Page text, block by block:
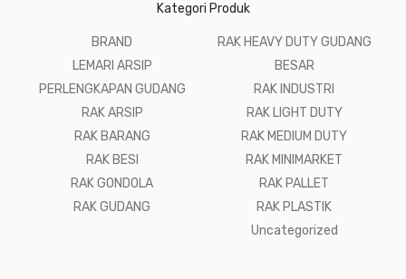
Kategori Produk
BRAND
LEMARI ARSIP
PERLENGKAPAN GUDANG
RAK ARSIP
RAK BARANG
RAK BESI
RAK GONDOLA
RAK GUDANG
RAK HEAVY DUTY GUDANG
BESAR
RAK INDUSTRI
RAK LIGHT DUTY
RAK MEDIUM DUTY
RAK MINIMARKET
RAK PALLET
RAK PLASTIK
Uncategorized